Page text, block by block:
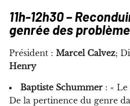
11h-12h30 –
genrée des
Président : Marcel Calvez;
Henry
Baptiste Schummer: « Le
De la pertinence du genre